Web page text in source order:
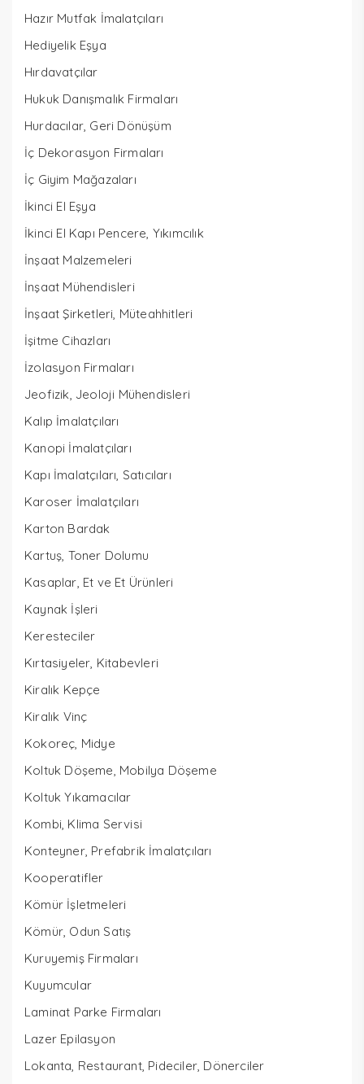
Hazır Mutfak İmalatçıları
Hediyelik Eşya
Hırdavatçılar
Hukuk Danışmalık Firmaları
Hurdacılar, Geri Dönüşüm
İç Dekorasyon Firmaları
İç Giyim Mağazaları
İkinci El Eşya
İkinci El Kapı Pencere, Yıkımcılık
İnşaat Malzemeleri
İnşaat Mühendisleri
İnşaat Şirketleri, Müteahhitleri
İşitme Cihazları
İzolasyon Firmaları
Jeofizik, Jeoloji Mühendisleri
Kalıp İmalatçıları
Kanopi İmalatçıları
Kapı İmalatçıları, Satıcıları
Karoser İmalatçıları
Karton Bardak
Kartuş, Toner Dolumu
Kasaplar, Et ve Et Ürünleri
Kaynak İşleri
Keresteciler
Kırtasiyeler, Kitabevleri
Kiralık Kepçe
Kiralık Vinç
Kokoreç, Midye
Koltuk Döşeme, Mobilya Döşeme
Koltuk Yıkamacılar
Kombi, Klima Servisi
Konteyner, Prefabrik İmalatçıları
Kooperatifler
Kömür İşletmeleri
Kömür, Odun Satış
Kuruyemiş Firmaları
Kuyumcular
Laminat Parke Firmaları
Lazer Epilasyon
Lokanta, Restaurant, Pideciler, Dönerciler